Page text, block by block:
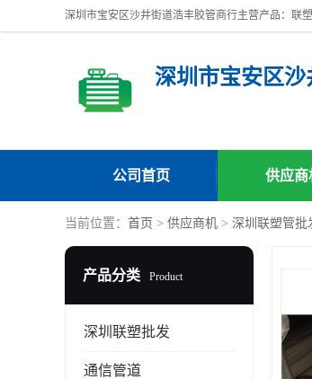
深圳市宝安区
公司首页 供应商
当前位置： 首页 > 供应商机 > 深圳联塑管批
产品分类 Product
深圳联塑批发
通信管道